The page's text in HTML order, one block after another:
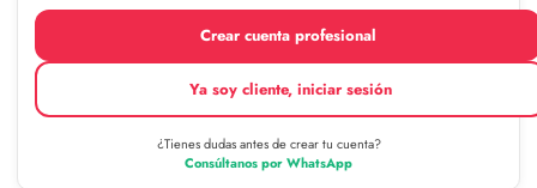
Crear cuenta profesional
Ya soy cliente, iniciar sesión
¿Tienes dudas antes de crear tu cuenta?
Consúltanos por WhatsApp